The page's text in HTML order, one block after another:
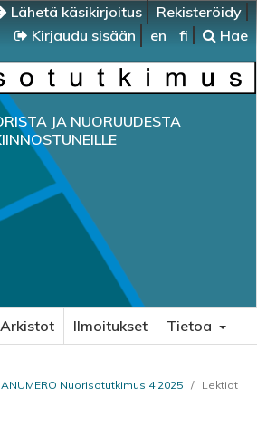
Lähetä käsikirjoitus
Rekisteröidy
Kirjaudu sisään
en fi Hae
JA NUORUUDESTA
Arkistot Ilmoitukset Tietoa
Nuorisotutkimus 4 2025 / Lektiot